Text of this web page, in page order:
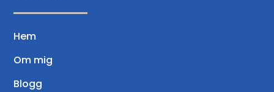
Hem
Om mig
Blogg